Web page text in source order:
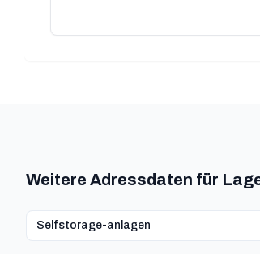
Weitere Adressdaten für
Selfstorage-anlagen